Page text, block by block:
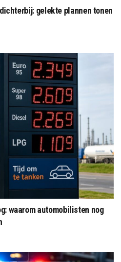
gelekte plannen tonen
waarom automobilisten nog